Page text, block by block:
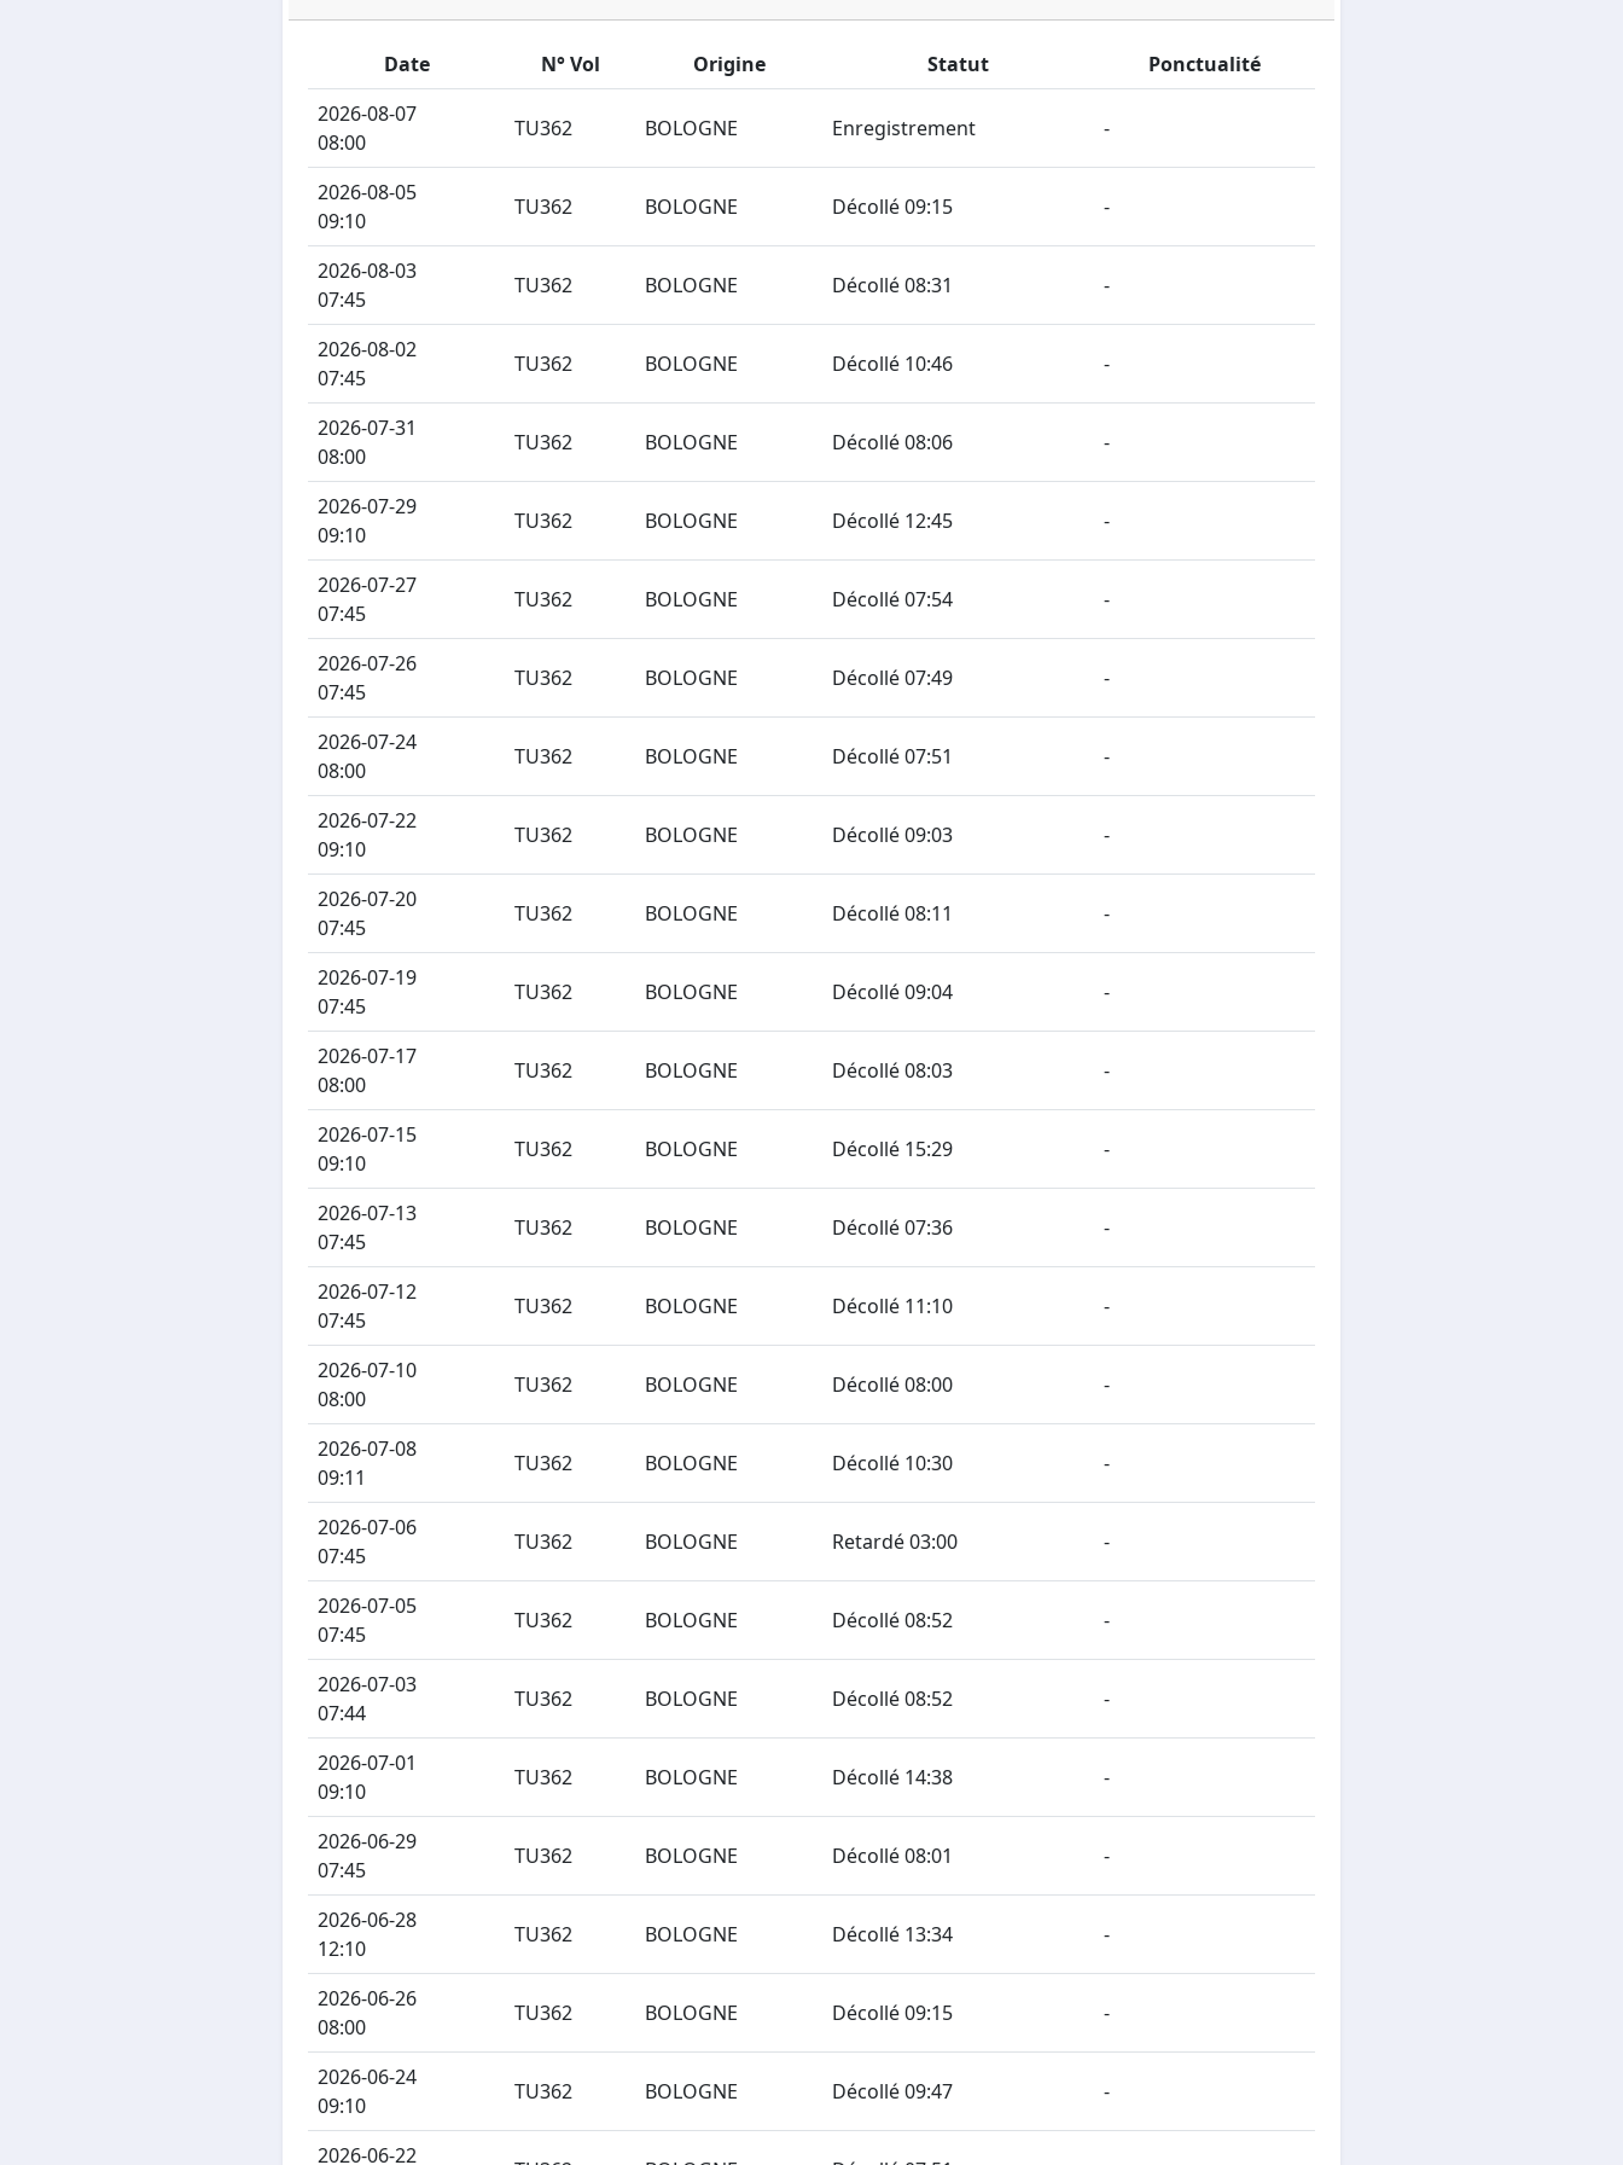
Date N° Vol Origine Statut
Ponctualité
2026-08-07
08:00
TU362 BOLOGNE Enregistrement -
2026-08-05
09:10
TU362 BOLOGNE Décollé 09:15 -
2026-08-03
07:45
TU362 BOLOGNE Décollé 08:31 -
2026-08-02
07:45
TU362 BOLOGNE Décollé 10:46 -
2026-07-31
08:00
TU362 BOLOGNE Décollé 08:06 -
2026-07-29
09:10
TU362 BOLOGNE Décollé 12:45 -
2026-07-27
07:45
TU362 BOLOGNE Décollé 07:54 -
2026-07-26
07:45
TU362 BOLOGNE Décollé 07:49 -
2026-07-24
08:00
TU362 BOLOGNE Décollé 07:51 -
2026-07-22
09:10
TU362 BOLOGNE Décollé 09:03 -
2026-07-20
07:45
TU362 BOLOGNE Décollé 08:11 -
2026-07-19
07:45
TU362 BOLOGNE Décollé 09:04 -
2026-07-17
08:00
TU362 BOLOGNE Décollé 08:03 -
2026-07-15
09:10
TU362 BOLOGNE Décollé 15:29 -
2026-07-13
07:45
TU362 BOLOGNE Décollé 07:36 -
2026-07-12
07:45
TU362 BOLOGNE Décollé 11:10 -
2026-07-10
08:00
TU362 BOLOGNE Décollé 08:00 -
2026-07-08
09:11
TU362 BOLOGNE Décollé 10:30 -
2026-07-06
07:45
TU362 BOLOGNE Retardé 03:00 -
2026-07-05
07:45
TU362 BOLOGNE Décollé 08:52 -
2026-07-03
07:44
TU362 BOLOGNE Décollé 08:52 -
2026-07-01
09:10
TU362 BOLOGNE Décollé 14:38 -
2026-06-29
07:45
TU362 BOLOGNE Décollé 08:01 -
2026-06-28
12:10
TU362 BOLOGNE Décollé 13:34 -
2026-06-26
08:00
TU362 BOLOGNE Décollé 09:15 -
2026-06-24
09:10
TU362 BOLOGNE Décollé 09:47 -
2026-06-22